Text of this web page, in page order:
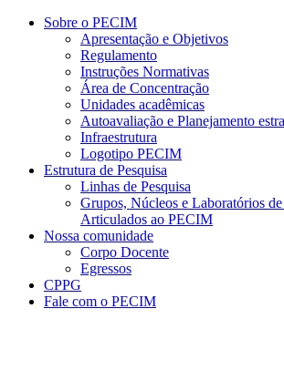
Conteúdo principal Menu principal
Sobre o PECIM
Apresentação e Objetivos
Regulamento
Instruções Normativas
Área de Concentração
Unidades acadêmicas
Autoavaliação e Planejamento
Infraestrutura
Logotipo PECIM
Estrutura de Pesquisa
Linhas de Pesquisa
Grupos, Núcleos e Laboratórios de
Articulados ao PECIM
Nossa comunidade
Corpo Docente
Egressos
CPPG
Fale com o PECIM